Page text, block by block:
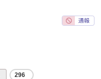
296